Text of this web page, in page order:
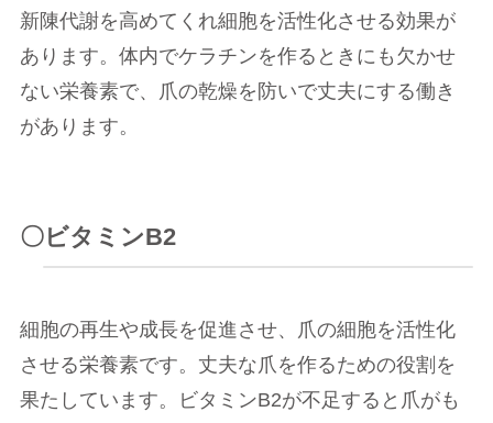
新陳代謝を高めてくれ細胞を活性化させる効果が
あります。体内でケラチンを作るときにも欠かせ
ない栄養素で、爪の乾燥を防いで丈夫にする働き
があります。
〇ビタミンB2
細胞の再生や成長を促進させ、爪の細胞を活性化
させる栄養素です。丈夫な爪を作るための役割を
果たしています。ビタミンB2が不足すると爪がも